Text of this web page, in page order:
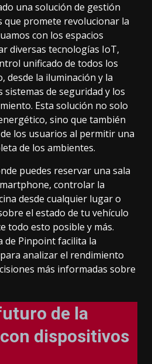
una solución de gestión
que promete revolucionar la
con los espacios
diversas tecnologías IoT,
unificado de todos los
desde la iluminación y la
sistemas de seguridad y los
Esta solución no solo
sino que también
los usuarios al permitir una
de los ambientes.
puedes reservar una sala
controlar la
desde cualquier lugar o
el estado de tu vehículo
todo esto posible y más.
de Pinpoint facilita la
analizar el rendimiento
más informadas sobre
de la
dispositivos